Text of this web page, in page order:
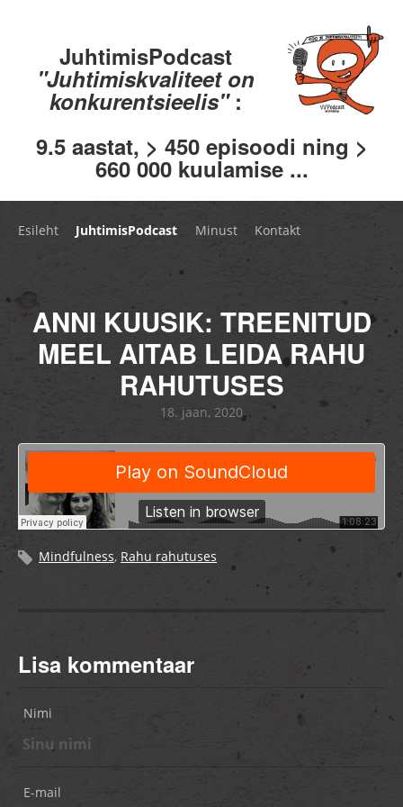
JuhtimisPodcast
"Juhtimiskvaliteet on
konkurentsieelis" :
9.5 aastat, > 450 episoodi ning >
660 000 kuulamise ...
Esileht JuhtimisPodcast Minust Kontakt
ANNI KUUSIK: TREENITUD
MEEL AITAB LEIDA RAHU
RAHUTUSES
18. jaan, 2020
Mindfulness, Rahu rahutuses
Lisa kommentaar
Nimi
E-mail